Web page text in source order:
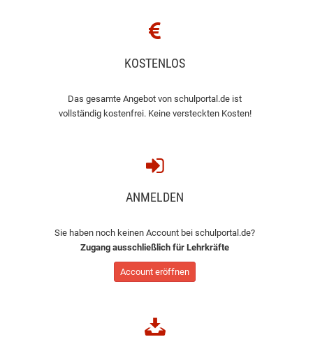
KOSTENLOS
Das gesamte Angebot von schulportal.de ist
vollständig kostenfrei. Keine versteckten Kosten!
ANMELDEN
Sie haben noch keinen Account bei schulportal.de?
Zugang ausschließlich für Lehrkräfte
Account eröffnen